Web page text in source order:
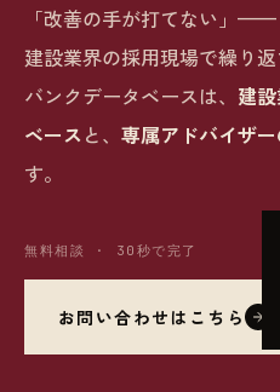
「改善の手が打てない」——
建設業界の採用現場で繰り
バンクデータベースは、 建
ベースと、 専属アドバイザ
す。
無料相談 · 30秒で完了
お問い合わせはこちら